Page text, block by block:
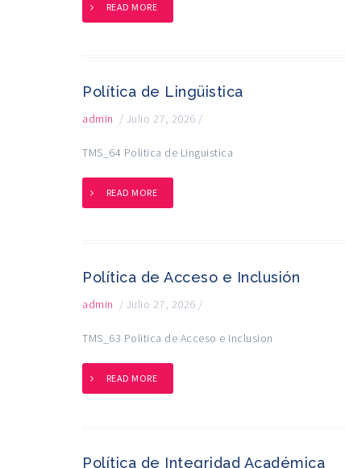
READ MORE
Política de Lingüistica
admin / Julio 27, 2026 /
TMS_64 Politica de Linguistica
READ MORE
Política de Acceso e Inclusión
admin / Julio 27, 2026 /
TMS_63 Politica de Acceso e Inclusion
READ MORE
Política de Integridad Académica